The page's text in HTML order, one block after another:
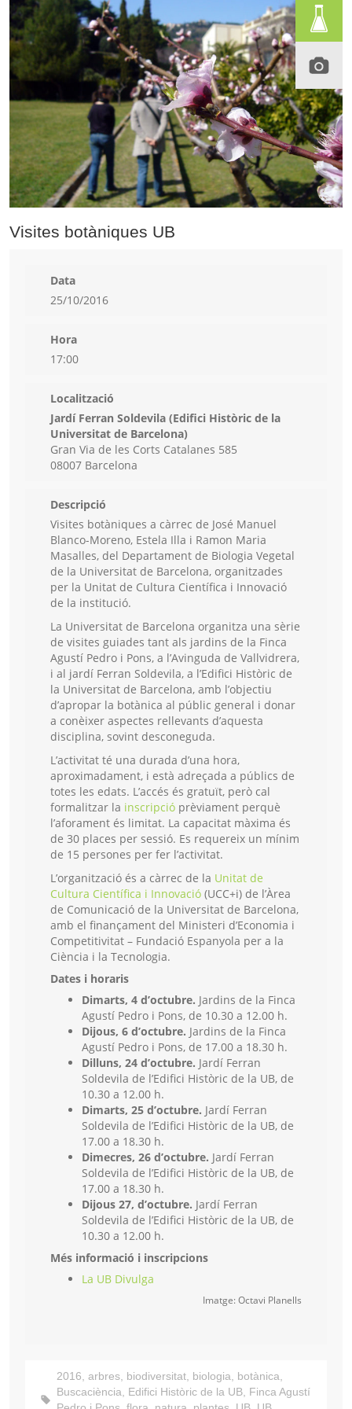
Visites botàniques UB
Data
25/10/2016
Hora
17:00
Localització
Jardí Ferran Soldevila (Edifici Històric de la
Universitat de Barcelona)
Gran Via de les Corts Catalanes 585
08007 Barcelona
Descripció
Visites botàniques a càrrec de José Manuel
Blanco-Moreno, Estela Illa i Ramon Maria
Masalles, del Departament de Biologia Vegetal
de la Universitat de Barcelona, organitzades
per la Unitat de Cultura Científica i Innovació
de la institució.
La Universitat de Barcelona organitza una sèrie
de visites guiades tant als jardins de la Finca
Agustí Pedro i Pons, a l’Avinguda de Vallvidrera,
i al jardí Ferran Soldevila, a l’Edifici Històric de
la Universitat de Barcelona, amb l’objectiu
d’apropar la botànica al públic general i donar
a conèixer aspectes rellevants d’aquesta
disciplina, sovint desconeguda.
L’activitat té una durada d’una hora,
aproximadament, i està adreçada a públics de
totes les edats. L’accés és gratuït, però cal
formalitzar la inscripció prèviament perquè
l’aforament és limitat. La capacitat màxima és
de 30 places per sessió. Es requereix un mínim
de 15 persones per fer l’activitat.
L’organització és a càrrec de la Unitat de
Cultura Científica i Innovació (UCC+i) de l’Àrea
de Comunicació de la Universitat de Barcelona,
amb el finançament del Ministeri d’Economia i
Competitivitat – Fundació Espanyola per a la
Ciència i la Tecnologia.
Dates i horaris
Dimarts, 4 d’octubre. Jardins de la Finca
Agustí Pedro i Pons, de 10.30 a 12.00 h.
Dijous, 6 d’octubre. Jardins de la Finca
Agustí Pedro i Pons, de 17.00 a 18.30 h.
Dilluns, 24 d’octubre. Jardí Ferran
Soldevila de l’Edifici Històric de la UB, de
10.30 a 12.00 h.
Dimarts, 25 d’octubre. Jardí Ferran
Soldevila de l’Edifici Històric de la UB, de
17.00 a 18.30 h.
Dimecres, 26 d’octubre. Jardí Ferran
Soldevila de l’Edifici Històric de la UB, de
17.00 a 18.30 h.
Dijous 27, d’octubre. Jardí Ferran
Soldevila de l’Edifici Històric de la UB, de
10.30 a 12.00 h.
Més informació i inscripcions
La UB Divulga
Imatge: Octavi Planells
2016, arbres, biodiversitat, biologia, botànica,
Buscaciència, Edifici Històric de la UB, Finca Agustí